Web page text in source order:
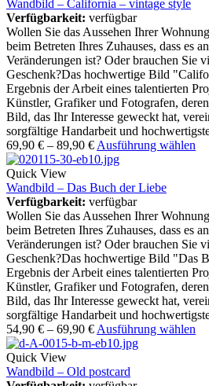
Wandbild – California – vintage style
Verfügbarkeit: verfügbar
Wollen Sie das Aussehen Ihrer
beim Betreten Ihres Zuhauses, dass es
Veränderungen ist? Oder brauchen Sie
Geschenk?Das hochwertige Bild
Ergebnis der Arbeit eines talentierten
Künstler, Grafiker und Fotografen,
Bild, das Ihr Interesse geweckt hat,
sorgfältige Handarbeit und
69,90 € – 89,90 € Ausführung wählen
Quick View
Wandbild – Das Buch der Liebe
Verfügbarkeit: verfügbar
Wollen Sie das Aussehen Ihrer
beim Betreten Ihres Zuhauses, dass es
Veränderungen ist? Oder brauchen Sie
Geschenk?Das hochwertige Bild "Das
Ergebnis der Arbeit eines talentierten
Künstler, Grafiker und Fotografen,
Bild, das Ihr Interesse geweckt hat,
sorgfältige Handarbeit und
54,90 € – 69,90 € Ausführung wählen
Quick View
Wandbild – Old postcard